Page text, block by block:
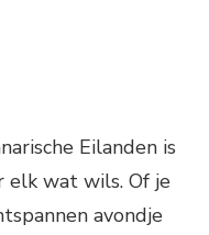
Eilanden is
elk wat wils. Of je
avondje